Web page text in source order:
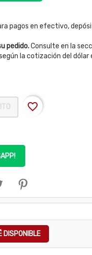
pagos en efectivo,
pedido.Consulte en la
la cotización del dólar
favorite_border
DISPONIBLE